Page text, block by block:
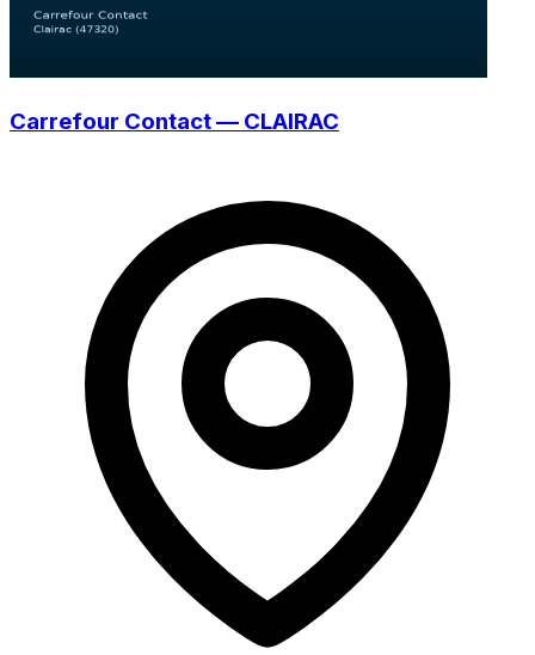
Carrefour Contact — CLAIRAC